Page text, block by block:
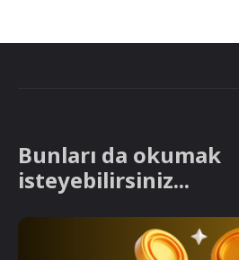
Bunları da okumak
isteyebilirsiniz...